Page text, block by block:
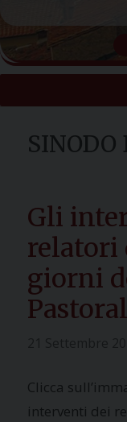
Gli
relatori
giorni
Clicca
interventi dei